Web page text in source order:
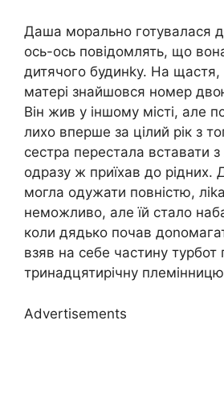
Даша морально готувалася
ось-ось повідомлять, що
дитячого будинkу. На щастя,
матері знайшовся номер
Він жив у іншому місті, але
лихо вперше за цілий рік з
сестра перестала вставати з
одразу ж приїхав до
могла одужати повністю,
неможливо, але їй стало
коли дядько почав
взяв на себе частину турбот
тринадцятирічну
Advertisements